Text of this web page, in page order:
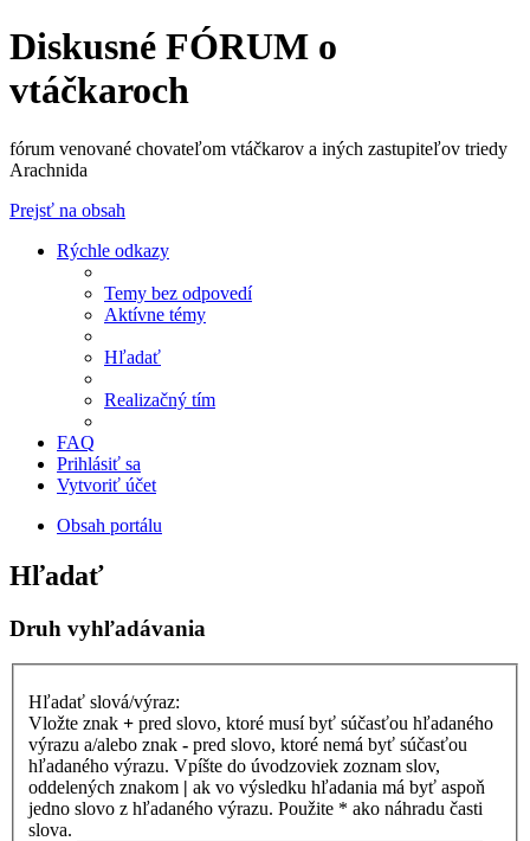
Diskusné FÓRUM o
vtáčkaroch
fórum venované chovateľom vtáčkarov a iných zastupiteľov triedy
Arachnida
Prejsť na obsah
Rýchle odkazy
Temy bez odpovedí
Aktívne témy
Hľadať
Realizačný tím
FAQ
Prihlásiť sa
Vytvoriť účet
Obsah portálu
Hľadať
Druh vyhľadávania
Hľadať slová/výraz:
Vložte znak + pred slovo, ktoré musí byť súčasťou hľadaného
výrazu a/alebo znak - pred slovo, ktoré nemá byť súčasťou
hľadaného výrazu. Vpíšte do úvodzoviek zoznam slov,
oddelených znakom | ak vo výsledku hľadania má byť aspoň
jedno slovo z hľadaného výrazu. Použite * ako náhradu časti
slova.